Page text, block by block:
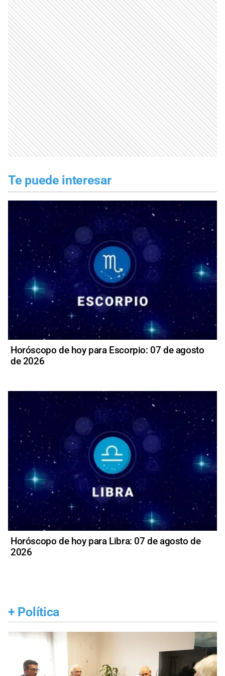
Te puede interesar
Horóscopo de hoy para Escorpio: 07 de agosto
de 2026
Horóscopo de hoy para Libra: 07 de agosto de
2026
+ Política